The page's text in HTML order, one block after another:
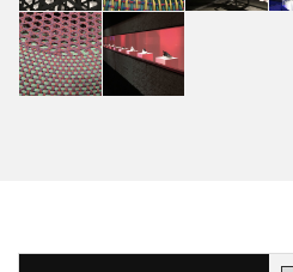
The nature of
motion
Stefano Parisi
The nature of
motion
Stefano Parisi